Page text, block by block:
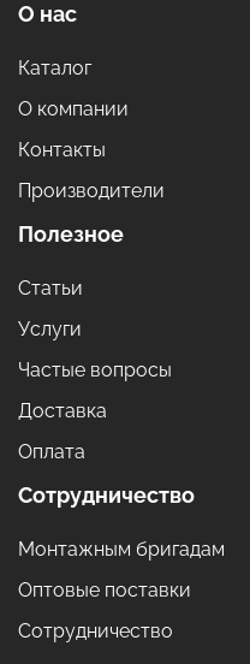
О нас
Каталог
О компании
Контакты
Производители
Полезное
Статьи
Услуги
Частые вопросы
Доставка
Оплата
Сотрудничество
Монтажным бригадам
Оптовые поставки
Сотрудничество